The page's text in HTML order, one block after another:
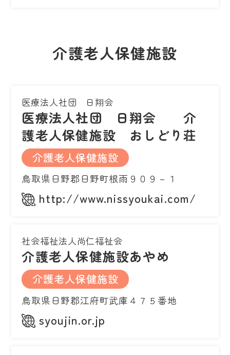
介護老人保健施設
医療法人社団 日翔会
医療法人社団 日翔会 介
護老人保健施設 おしどり荘
介護老人保健施設
鳥取県日野郡日野町根雨９０９－１
http://www.nissyoukai.com/
社会福祉法人尚仁福祉会
介護老人保健施設あやめ
介護老人保健施設
鳥取県日野郡江府町武庫４７５番地
syoujin.or.jp